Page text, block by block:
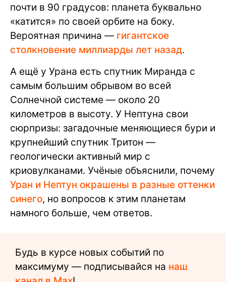
почти в 90 градусов: планета буквально
«катится» по своей орбите на боку.
Вероятная причина — гигантское
столкновение миллиарды лет назад.
А ещё у Урана есть спутник Миранда с
самым большим обрывом во всей
Солнечной системе — около 20
километров в высоту. У Нептуна свои
сюрпризы: загадочные меняющиеся бури и
крупнейший спутник Тритон —
геологически активный мир с
криовулканами. Учёные объяснили, почему
Уран и Нептун окрашены в разные оттенки
синего, но вопросов к этим планетам
намного больше, чем ответов.
Будь в курсе новых событий по
максимуму — подписывайся на наш